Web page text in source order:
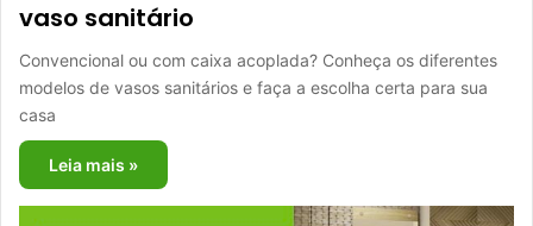
vaso sanitário
Convencional ou com caixa acoplada? Conheça os diferentes
modelos de vasos sanitários e faça a escolha certa para sua
casa
Leia mais »